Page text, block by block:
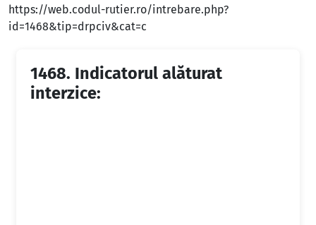
https://web.codul-rutier.ro/intrebare.php?
id=1468&tip=drpciv&cat=c
1468. Indicatorul alăturat
interzice: